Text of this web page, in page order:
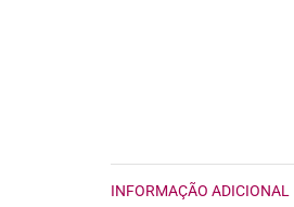
INFORMAÇÃO ADICIONAL